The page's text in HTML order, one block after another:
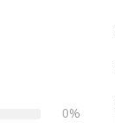
0%